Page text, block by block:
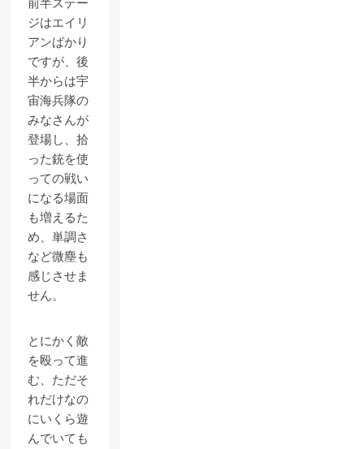
前半ステー
ジはエイリ
アンばかり
ですが、後
半からは宇
宙海兵隊の
みなさんが
登場し、拾
った銃を使
っての戦い
になる場面
も増えるた
め、単調さ
など微塵も
感じさせま
せん。
とにかく敵
を殴って進
む、ただそ
れだけなの
にいくら遊
んでいても